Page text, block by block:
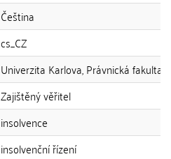
Čeština
cs_CZ
Univerzita Karlova, Právnická fakulta
Zajištěný věřitel
insolvence
insolvenční řízení